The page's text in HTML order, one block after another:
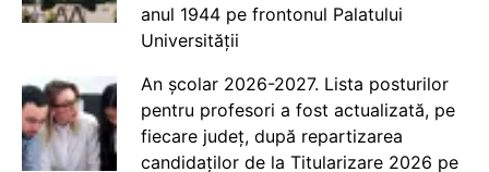
anul 1944 pe frontonul Palatului
Universității
An școlar 2026-2027. Lista posturilor
pentru profesori a fost actualizată, pe
fiecare județ, după repartizarea
candidaților de la Titularizare 2026 pe